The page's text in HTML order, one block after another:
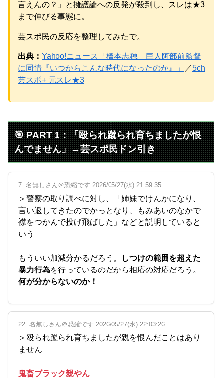
Powered by livedoor 相互RSS
言えんの？」と擁護論への反発が殺到し、スレは★3
まで伸びる事態に。
芸スポ民の反応を整理してみたで。
出典： Yahoo!ニュース「橋本志穂 巨人阿部前監督
に同情『いつからこんな時代になったのか』」
／5ch
芸スポ+ 元スレ★3
🎯 PART 1：「殴られ蹴られ育ちましたが恨
んでません」→芸スポ民ドン引き
7. 名無しさん＠恐縮です 2026/05/27(水) 21:59:35
＞警察の取り調べに対し、「姉妹でけんかになり、
言い返してきたのでかっとなり、もみあいのなかで
襟をつかんで投げ飛ばした」などと説明していると
いう
もういい加減分かるだろう。
しつけの範囲を超えた
暴力行為を行っているのだから相応の対応だろう。
何が分からないのか！
22. 名無しさん＠恐縮です 2026/05/27(水) 22:03:26
＞殴られ蹴られ育ちましたが親を恨んだことはあり
ません
鬼畜ブラック親やん